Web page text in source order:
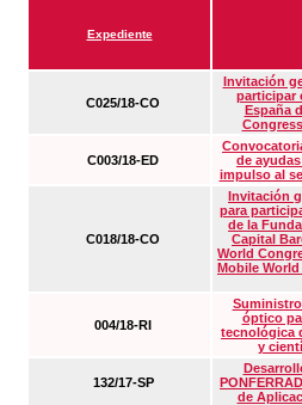
Expediente
C025/18-CO
Invitación
participar
España
C003/18-ED
de
impulso al
C018/18-CO
Invitación
para
de la
Capital
World
Mobile
004/18-RI
óptico
tecnológica
y
132/17-SP
de